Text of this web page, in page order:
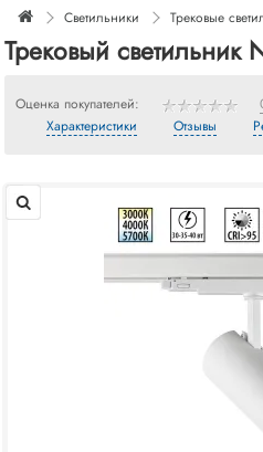
Светильники Трековые
Трековый светильник
Оценка покупателей:
Характеристики
Отзывы